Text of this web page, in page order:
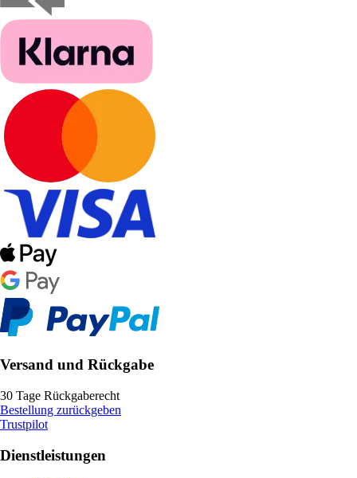
Versand und Rückgabe
30 Tage Rückgaberecht
Bestellung zurückgeben
Trustpilot
Dienstleistungen